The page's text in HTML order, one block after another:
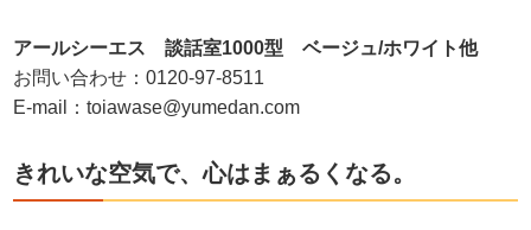
アールシーエス 談話室1000型 ベージュ/ホワイト他
お問い合わせ：0120-97-8511
E-mail：toiawase@yumedan.com
きれいな空気で、心はまぁるくなる。